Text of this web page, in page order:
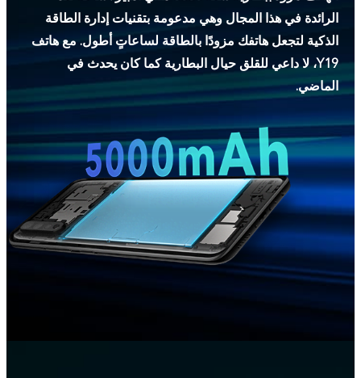
الرائدة في هذا المجال وهي مدعومة بتقنيات إدارة الطاقة
الذكية لتجعل هاتفك مزودًا بالطاقة لساعاتٍ أطول. مع هاتف
Y19، لا داعي للقلق حيال البطارية كما كان يحدث في
الماضي.